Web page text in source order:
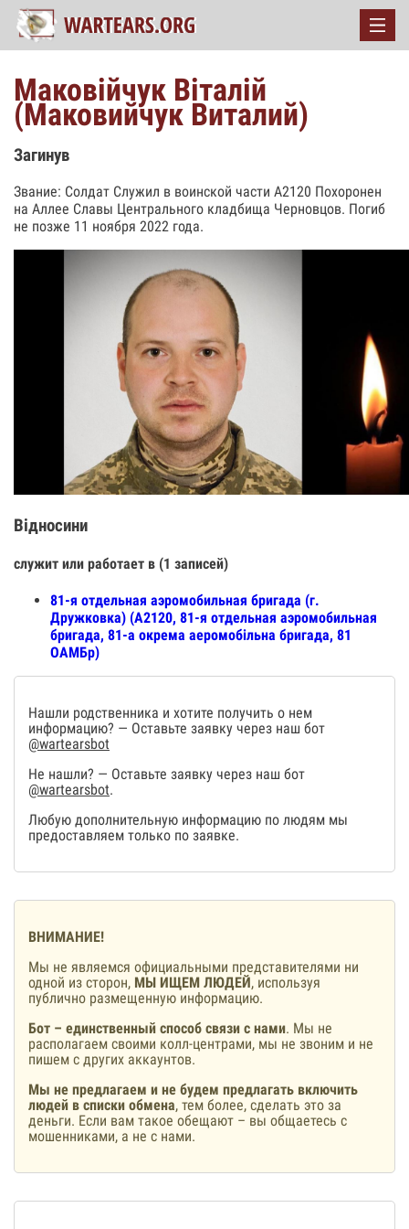
Маковійчук Віталій
(Маковийчук Виталий)
Загинув
Звание: Солдат Служил в воинской части А2120 Похоронен
на Аллее Славы Центрального кладбища Черновцов. Погиб
не позже 11 ноября 2022 года.
Відносини
служит или работает в (1 записей)
81-я отдельная аэромобильная бригада (г.
Дружковка) (А2120, 81-я отдельная аэромобильная
бригада, 81-а окрема аеромобільна бригада, 81
ОАМБр)
Нашли родственника и хотите получить о нем
информацию? — Оставьте заявку через наш бот
@wartearsbot
Не нашли? — Оставьте заявку через наш бот
@wartearsbot.
Любую дополнительную информацию по людям мы
предоставляем только по заявке.
ВНИМАНИЕ!
Мы не являемся официальными представителями ни
одной из сторон, МЫ ИЩЕМ ЛЮДЕЙ, используя
публично размещенную информацию.
Бот – единственный способ связи с нами. Мы не
располагаем своими колл-центрами, мы не звоним и не
пишем с других аккаунтов.
Мы не предлагаем и не будем предлагать включить
людей в списки обмена, тем более, сделать это за
деньги. Если вам такое обещают – вы общаетесь с
мошенниками, а не с нами.